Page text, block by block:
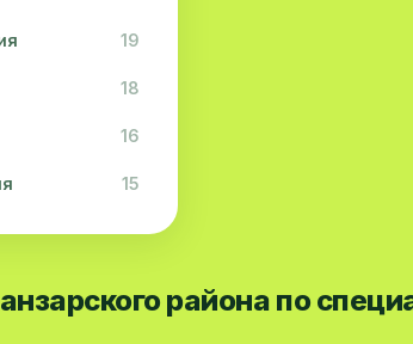
19
18
16
15
15
района по